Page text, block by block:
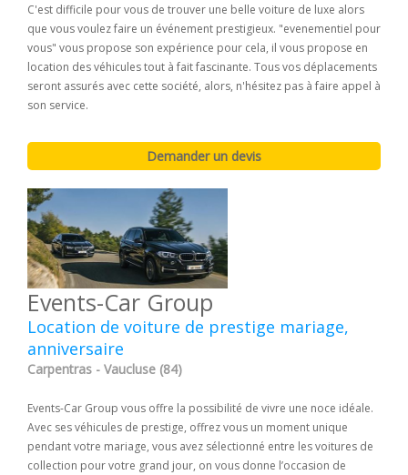
C'est difficile pour vous de trouver une belle voiture de luxe alors
que vous voulez faire un événement prestigieux. "evenementiel pour
vous" vous propose son expérience pour cela, il vous propose en
location des véhicules tout à fait fascinante. Tous vos déplacements
seront assurés avec cette société, alors, n'hésitez pas à faire appel à
son service.
Events-Car Group
Location de voiture de prestige mariage,
anniversaire
Carpentras - Vaucluse (84)
Events-Car Group vous offre la possibilité de vivre une noce idéale.
Avec ses véhicules de prestige, offrez vous un moment unique
pendant votre mariage, vous avez sélectionné entre les voitures de
collection pour votre grand jour, on vous donne l’occasion de